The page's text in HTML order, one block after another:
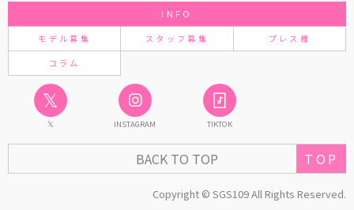
INFO
モデル募集 スタッフ募集 プレス様
コラム
𝕏
𝕏 INSTAGRAM TIKTOK
BACK TO TOP
Copyright © SGS109 All Rights Reserved.
TOP